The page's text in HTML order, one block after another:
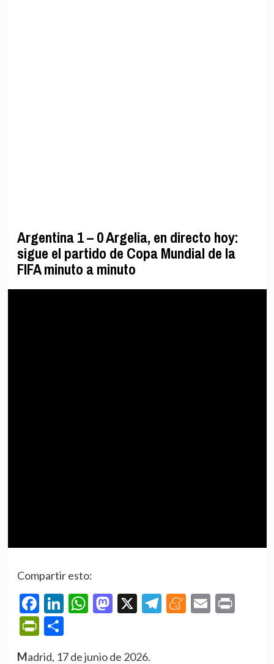
Argentina 1 – 0 Argelia, en directo hoy:
sigue el partido de Copa Mundial de la
FIFA minuto a minuto
Compartir esto:
Facebook
LinkedIn
WhatsApp
Mastodon
X Telegram
Meneame
Email
PrintFriendly
Compartir
Madrid, 17 de junio de 2026.